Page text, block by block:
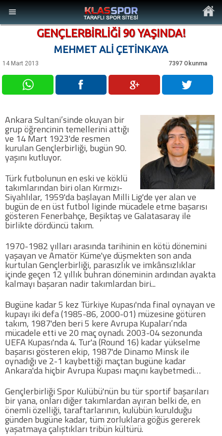
MENÜ
Son Dakika Haberler
Foto Galeri
Video Galeri
Ankara Takımları
Futbol
Basketbol
Hentbol
Bisiklet
Sosyal Medya
Facebook
GENÇLERBİRLİĞİ 90 YAŞINDA!
MEHMET ALİ ÇETİNKAYA
14 Mart 2013 7397 Okunma
Ankara Sultani’sinde okuyan bir
grup öğrencinin temellerini attığı
ve 14 Mart 1923'de resmen
kurulan Gençlerbirliği, bugün 90.
yaşını kutluyor.
Türk futbolunun en eski ve köklü
takımlarından biri olan Kırmızı-
Siyahlılar, 1959'da başlayan Milli Lig'de yer alan ve
bugün de en üst futbol liginde mücadele etme başarısı
gösteren Fenerbahçe, Beşiktaş ve Galatasaray ile
birlikte dördüncü takım.
1970-1982 yılları arasında tarihinin en kötü dönemini
yaşayan ve Amatör Küme'ye düşmekten son anda
kurtulan Gençlerbirliği, parasızlık ve imkânsızlıklar
içinde geçen 12 yıllık buhran döneminin ardından ayakta
kalmayı başaran nadir takımlardan biri...
Bugüne kadar 5 kez Türkiye Kupası'nda final oynayan ve
kupayı iki defa (1985-86, 2000-01) müzesine götüren
takım, 1987'den beri 5 kere Avrupa Kupaları’nda
mücadele etti ve 20 maç oynadı. 2003-04 sezonunda
UEFA Kupası'nda 4. Tur'a (Round 16) kadar yükselme
başarısı gösteren ekip, 1987'de Dinamo Minsk ile
oynadığı ve 2-1 kaybettiği maçtan bugüne kadar
Ankara'da hiçbir Avrupa Kupası maçını kaybetmedi…
Gençlerbirliği Spor Kulübü'nün bu tür sportif başarıları
bir yana, onları diğer takımlardan ayıran belki de, en
önemli özelliği, taraftarlarının, kulübün kurulduğu
günden bugüne kadar, tüm zorluklara göğüs gererek
yaşatmaya çalıştıkları tribün kültürü.